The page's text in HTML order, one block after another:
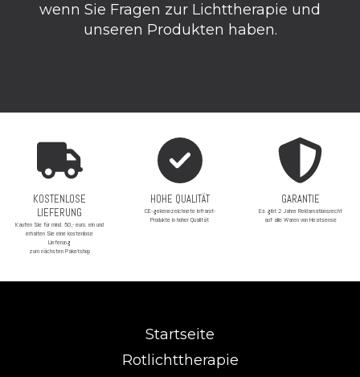
wenn Sie Fragen zur Lichttherapie und
unseren Produkten haben.
KOSTENLOSE
LIEFERUNG
Kaufen Sie für mind. 50,- euro. ein und
erhalten Sie eine kostenlose
Lieferung
zum nächsten Paketshop
HOHE QUALITÄT
CE-gekennzeichnete Infrarot-
Produkte in hoher Qualität
GARANTIE
Es gibt 2 Jahre Reklamationsrecht
auf alle Waren von Heatsense
Startseite
Rotlichttherapie